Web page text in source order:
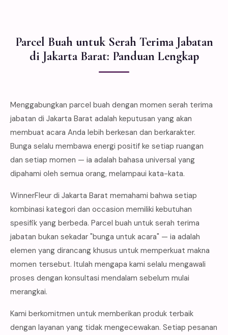
Parcel Buah untuk Serah Terima Jabatan
di Jakarta Barat: Panduan Lengkap
Menggabungkan parcel buah dengan momen serah terima
jabatan di Jakarta Barat adalah keputusan yang akan
membuat acara Anda lebih berkesan dan berkarakter.
Bunga selalu membawa energi positif ke setiap ruangan
dan setiap momen — ia adalah bahasa universal yang
dipahami oleh semua orang, melampaui kata-kata.
WinnerFleur di Jakarta Barat memahami bahwa setiap
kombinasi kategori dan occasion memiliki kebutuhan
spesifik yang berbeda. Parcel buah untuk serah terima
jabatan bukan sekadar "bunga untuk acara" — ia adalah
elemen yang dirancang khusus untuk memperkuat makna
momen tersebut. Itulah mengapa kami selalu mengawali
proses dengan konsultasi mendalam sebelum mulai
merangkai.
Kami berkomitmen untuk memberikan produk terbaik
dengan layanan yang tidak mengecewakan. Setiap pesanan